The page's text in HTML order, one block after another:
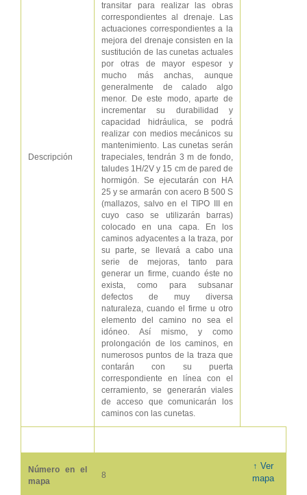
Descripción
transitar para realizar las obras
correspondientes al drenaje. Las
actuaciones correspondientes a la
mejora del drenaje consisten en la
sustitución de las cunetas actuales
por otras de mayor espesor y
mucho más anchas, aunque
generalmente de calado algo
menor. De este modo, aparte de
incrementar su durabilidad y
capacidad hidráulica, se podrá
realizar con medios mecánicos su
mantenimiento. Las cunetas serán
trapeciales, tendrán 3 m de fondo,
taludes 1H/2V y 15 cm de pared de
hormigón. Se ejecutarán con HA
25 y se armarán con acero B 500 S
(mallazos, salvo en el TIPO III en
cuyo caso se utilizarán barras)
colocado en una capa. En los
caminos adyacentes a la traza, por
su parte, se llevará a cabo una
serie de mejoras, tanto para
generar un firme, cuando éste no
exista, como para subsanar
defectos de muy diversa
naturaleza, cuando el firme u otro
elemento del camino no sea el
idóneo. Así mismo, y como
prolongación de los caminos, en
numerosos puntos de la traza que
contarán con su puerta
correspondiente en línea con el
cerramiento, se generarán viales
de acceso que comunicarán los
caminos con las cunetas.
Número en el
mapa
8
↑ Ver
mapa